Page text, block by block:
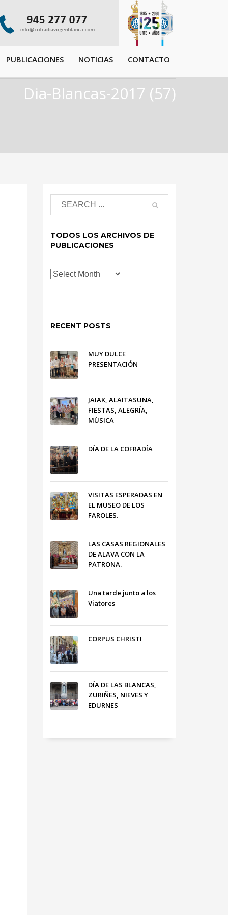
PUBLICACIONES NOTICIAS CONTACTO
Dia-Blancas-2017 (57)
TODOS LOS ARCHIVOS DE
PUBLICACIONES
RECENT POSTS
MUY DULCE
PRESENTACIÓN
JAIAK, ALAITASUNA,
FIESTAS, ALEGRÍA,
MÚSICA
DÍA DE LA COFRADÍA
VISITAS ESPERADAS EN
EL MUSEO DE LOS
FAROLES.
LAS CASAS REGIONALES
DE ALAVA CON LA
PATRONA.
Una tarde junto a los
Viatores
CORPUS CHRISTI
DÍA DE LAS BLANCAS,
ZURIÑES, NIEVES Y
EDURNES